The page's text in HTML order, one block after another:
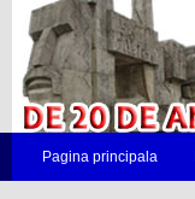
Pagina principala